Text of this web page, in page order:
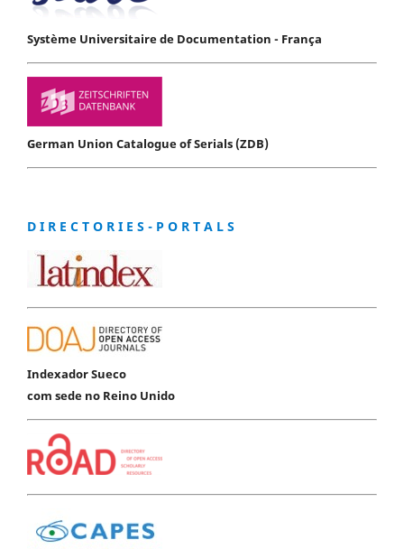
Système Universitaire de Documentation - França
German Union Catalogue of Serials (ZDB)
D I R E C T O R I E S - P O R T A L S
Indexador Sueco
com sede no Reino Unido